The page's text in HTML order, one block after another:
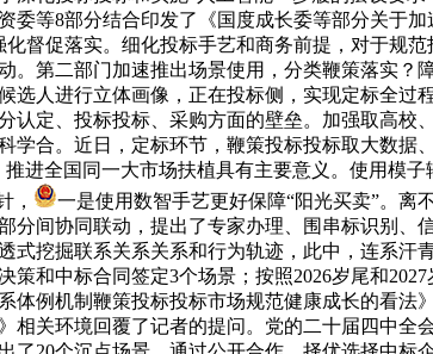
等8部分结合印发了《国度成长委等部分关于
督促落实。细化投标手艺和商务前提，对于规
第二部门加速推出场景使用，分类鞭策落实？
人进行立体画像，正在投标侧，实现定标全过
定、投标投标、采购方面的壁垒。加强取高
合。近日，定标环节，鞭策投标投标取大数据
进全国同一大市场扶植具有主要意义。使用模
，
一是使用数智手艺更好保障“阳光买卖”。离
间协同联动，提出了专家办理、围串标识别、
挖掘联系关系关系和行为轨迹，此中，连系汗
和中标合同签定3个场景；按照2026岁尾和
例机制鞭策投标投标市场规范健康成长的看法
关环境回覆了记者的提问。党的二十届四中